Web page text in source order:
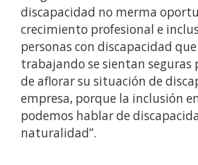
discapacidad no merma
crecimiento profesional e
personas con discapacidad
trabajando se sientan seguras
de aflorar su situación de
empresa, porque la inclusión
podemos hablar de
naturalidad”.